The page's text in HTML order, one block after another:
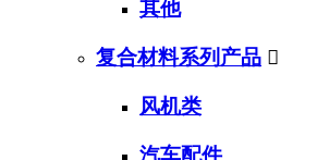
其他
复合材料系列产品 
风机类
汽车配件